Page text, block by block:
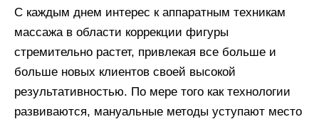
С каждым днем интерес к аппаратным техникам
массажа в области коррекции фигуры
стремительно растет, привлекая все больше и
больше новых клиентов своей высокой
результативностью. По мере того как технологии
развиваются, мануальные методы уступают место